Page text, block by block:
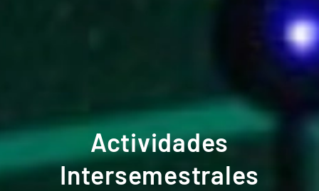
Actividades
Intersemestrales